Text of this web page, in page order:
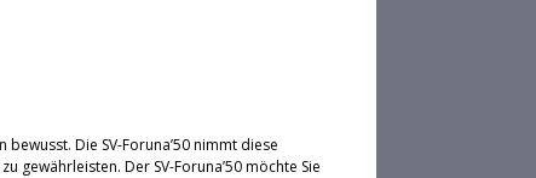
Die SV-Foruna’50 nimmt diese
Der SV-Foruna’50 möchte Sie